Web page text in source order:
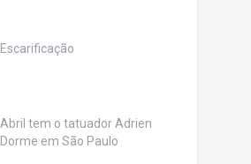
Escarificação
Abril tem o tatuador Adrien
Dorme em São Paulo